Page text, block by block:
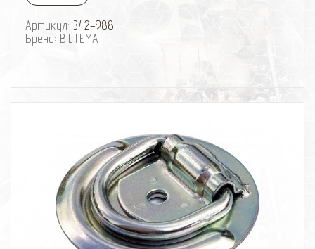
Артикул: 342-988
Бренд: BILTEMA